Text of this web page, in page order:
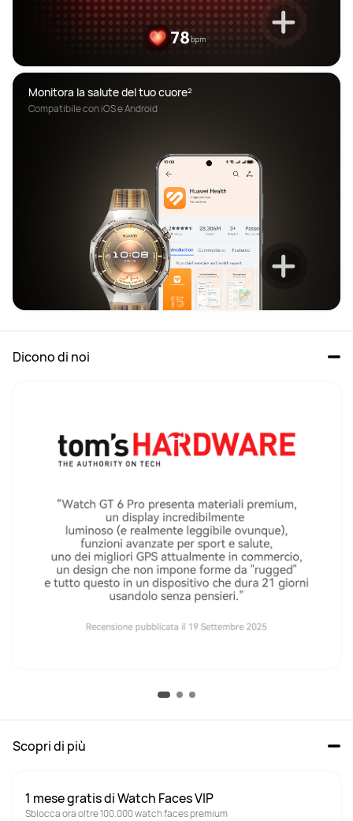
Monitora la salute del tuo cuore²
Compatibile con iOS e Android
Dicono di noi
Scopri di più
1 mese gratis di Watch Faces VIP
Sblocca ora oltre 100.000 watch faces premium